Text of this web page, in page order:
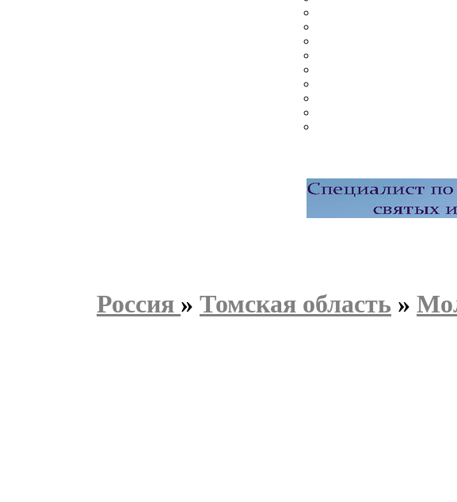
Россия » Томская область »